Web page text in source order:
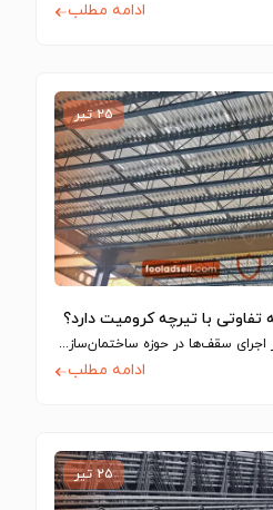
ادامه مطلب
۲۵ تیر
با تیرچه کرومیت دارد؟
انواع تیرچه‌ها از اجزای اصلی در اجرای سقف‌ها در حوزه ساختمان‌سازی به شمار می‌آیند…
ادامه مطلب
۲۵ تیر